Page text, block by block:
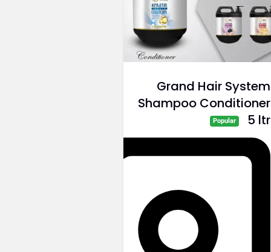
Grand Hair System
Shampoo Conditioner
5 ltr
Popular